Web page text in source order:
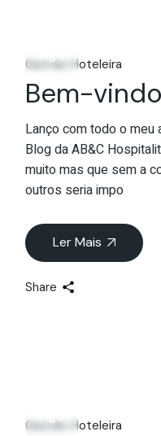
Gestão Hoteleira
Bem-
Lanço com todo o
Blog da AB&C
muito mas que sem a
outros seria impo
Ler Mais
Share
Gestão Hoteleira